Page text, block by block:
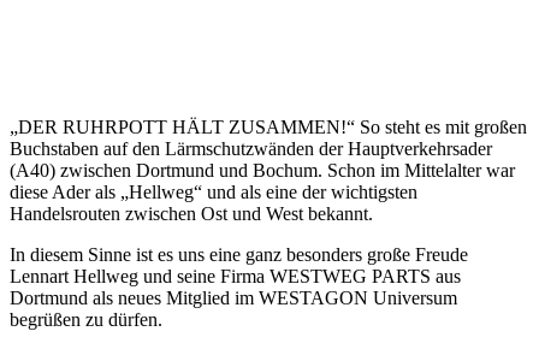
„DER RUHRPOTT HÄLT ZUSAMMEN!“ So steht es mit großen
Buchstaben auf den Lärmschutzwänden der Hauptverkehrsader
(A40) zwischen Dortmund und Bochum. Schon im Mittelalter war
diese Ader als „Hellweg“ und als eine der wichtigsten
Handelsrouten zwischen Ost und West bekannt.
In diesem Sinne ist es uns eine ganz besonders große Freude
Lennart Hellweg und seine Firma WESTWEG PARTS aus
Dortmund als neues Mitglied im WESTAGON Universum
begrüßen zu dürfen.